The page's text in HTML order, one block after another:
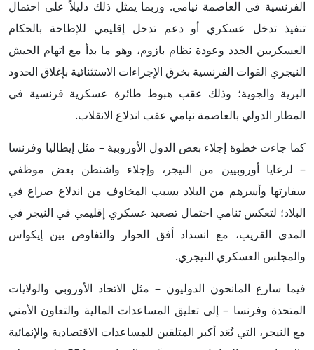
الفرنسية في العاصمة نيامي. وربما يمثل ذلك دليلاً على احتمال
تنفيذ تدخل عسكري أو دعم تدخل إقليمي للإطاحة بالحكام
العسكريين الجدد وعودة نظام بازوم، وهو ما بدأ مع اتهام الجيش
النيجري القوات الفرنسية بخرق الإجراءات الاستثنائية بإغلاق الحدود
البرية والجوية؛ وذلك عقب هبوط طائرة عسكرية فرنسية في
المطار الدولي بالعاصمة نيامي عقب اندلاع الانقلاب.
كما جاءت خطوة إجلاء بعض الدول الأوروبية – مثل إيطاليا وفرنسا
– لرعايا أوروبيين من النيجر، وإجلاء واشنطن بعض موظفي
سفارتها وأسرهم من البلاد بسبب المخاوف من اندلاع صراع في
البلاد؛ لتعكس تنامي احتمال تصعيد عسكري إقليمي في النيجر في
المدى القريب، مع انسداد أفق الحوار والتفاوض بين إيكواس
والمجلس العسكري النيجري.
فيما سارع المانحون الدوليون – مثل الاتحاد الأوروبي والولايات
المتحدة وفرنسا – إلى تعليق المساعدات المالية والتعاون الأمني
مع النيجر، التي تُعَد أكبر المتلقين للمساعدات الاقتصادية والإنمائية